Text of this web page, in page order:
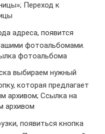
Переход к
адреса, появится
фотоальбомами.
фотоальбома
выбираем нужный
которая предлагает
архивом; Ссылка на
архивом
появиться кнопка